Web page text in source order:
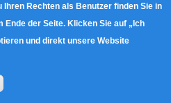
Ihren Rechten als Benutzer finden Sie in
der Seite. Klicken Sie auf „Ich
und direkt unsere Website